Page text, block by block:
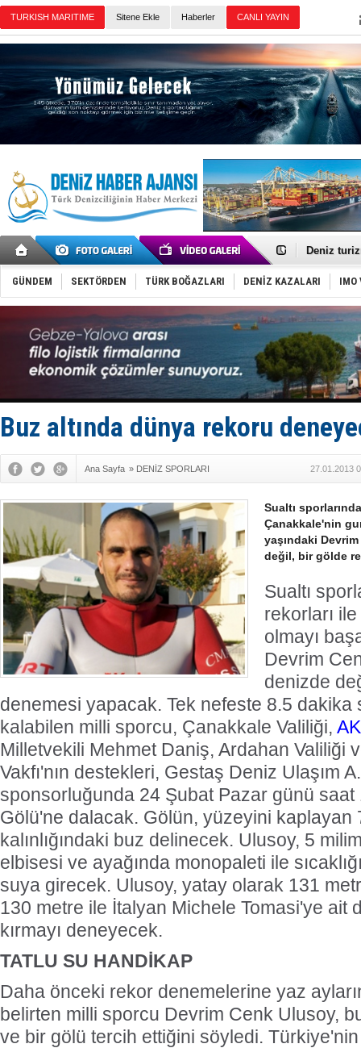
Sitene Ekle Haberler
Türkiye-
Deniz
DÖDER,
Fairline,
Baltık
Runit
Limana
Türk
Hüseyin
Hat-San
Med
Tekne, su
GÜNDEM SEKTÖRDEN TÜRK BOĞAZLARI DENİZ KAZALARI IMO
Buz altında dünya rekoru
Ana Sayfa » DENİZ SPORLARI 27.01.2013
Sualtı
Çanakkale'nin
yaşındaki
değil, bir gölde
Sualtı
rekorları
olmayı
Devrim
denizde
denemesi yapacak. Tek nefeste 8.5 dakika
kalabilen milli sporcu, Çanakkale Valiliği,
Milletvekili Mehmet Daniş, Ardahan Valiliği
Vakfı'nın destekleri, Gestaş Deniz Ulaşım
sponsorluğunda 24 Şubat Pazar günü saat
Gölü'ne dalacak. Gölün, yüzeyini kaplayan
kalınlığındaki buz delinecek. Ulusoy, 5
elbisesi ve ayağında monopaleti ile
suya girecek. Ulusoy, yatay olarak 131
130 metre ile İtalyan Michele Tomasi'ye ait
kırmayı deneyecek.
TATLU SU HANDİKAP
Daha önceki rekor denemelerine yaz
belirten milli sporcu Devrim Cenk Ulusoy,
ve bir gölü tercih ettiğini söyledi. Türkiye'nin